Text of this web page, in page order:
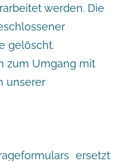
werden. Die
gelöscht.
zum Umgang mit
unserer
ersetzt